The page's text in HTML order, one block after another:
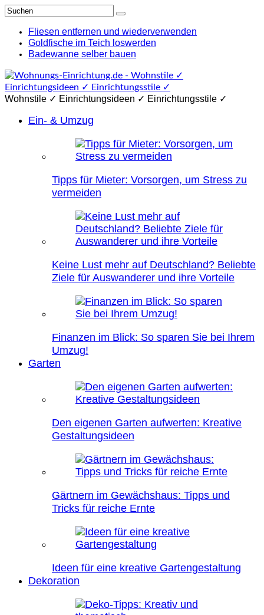
Fliesen entfernen und wiederverwenden
Goldfische im Teich loswerden
Badewanne selber bauen
Wohnstile ✓ Einrichtungsideen ✓ Einrichtungsstile ✓
Ein- & Umzug
Tipps für Mieter: Vorsorgen, um Stress zu
vermeiden
Keine Lust mehr auf Deutschland? Beliebte
Ziele für Auswanderer und ihre Vorteile
Finanzen im Blick: So sparen Sie bei Ihrem
Umzug!
Garten
Den eigenen Garten aufwerten: Kreative
Gestaltungsideen
Gärtnern im Gewächshaus: Tipps und
Tricks für reiche Ernte
Ideen für eine kreative Gartengestaltung
Dekoration